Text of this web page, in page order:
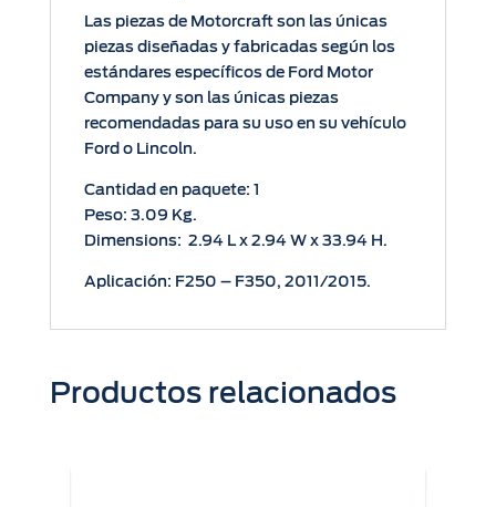
cantidad
Las piezas de Motorcraft son las únicas
piezas diseñadas y fabricadas según los
estándares específicos de Ford Motor
Company y son las únicas piezas
recomendadas para su uso en su vehículo
Ford o Lincoln.
Cantidad en paquete: 1
Peso: 3.09 Kg.
Dimensions: 2.94 L x 2.94 W x 33.94 H.
Aplicación: F250 – F350, 2011/2015.
Productos relacionados